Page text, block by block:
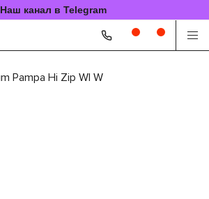
Наш канал в Telegram